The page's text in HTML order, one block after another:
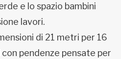
e lo spazio bambini
lavori.
di 21 metri per 16
pendenze pensate per